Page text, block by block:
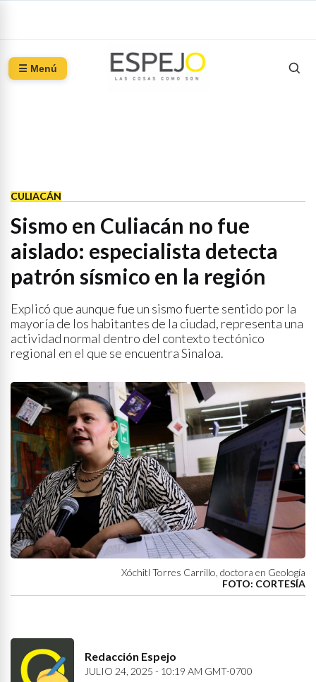
☰ Menú
CULIACÁN
Sismo en Culiacán no fue
aislado: especialista detecta
patrón sísmico en la región
Explicó que aunque fue un sismo fuerte sentido por la
mayoría de los habitantes de la ciudad, representa una
actividad normal dentro del contexto tectónico
regional en el que se encuentra Sinaloa.
Xóchitl Torres Carrillo, doctora en Geología
FOTO: CORTESÍA
Redacción Espejo
JULIO 24, 2025 - 10:19 AM GMT-0700